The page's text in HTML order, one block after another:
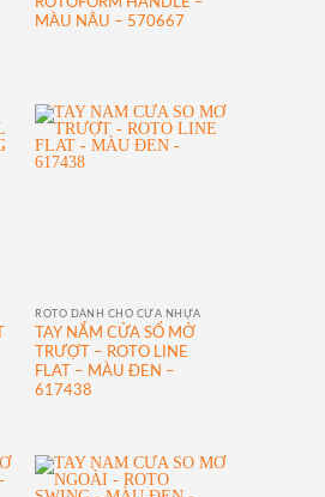
MÀU NÂU – 570667
ROTO DÀNH CHO CỬA NHỰA
TAY NẮM CỬA SỔ MỞ
TRƯỢT – ROTO LINE
FLAT – MÀU ĐEN –
617438